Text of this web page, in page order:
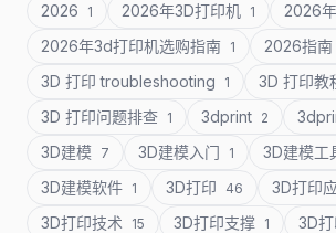
2026 1 2026年3D打印机 1 2026
2026年3d打印机选购指南 1 2026指南
3D 打印 troubleshooting 1 3D 打印教
3D 打印问题排查 1 3dprint 2
3D建模 7 3D建模入门 1 3D建模工
3D建模软件 1 3D打印 46 3D打印
3D打印技术 15 3D打印支撑 1 3D